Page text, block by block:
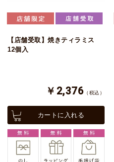
【店舗受取】焼きティラミス
12個入
￥2,376 （税込）
カートに入れる